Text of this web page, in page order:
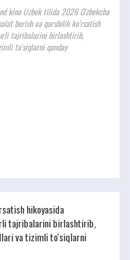
kino Uzbek tilida 2026 O'zbekcha
berish va qarshilik ko'rsatish
tajribalarini birlashtirib,
to'siqlarni qanday
hikoyasida
tajribalarini birlashtirib,
va tizimli to'siqlarni